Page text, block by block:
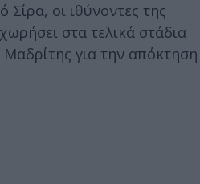
οι ιθύνοντες της
στα τελικά στάδια
για την απόκτηση